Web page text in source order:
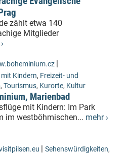
zählt etwa 140
Mitglieder
|
Kindern, Freizeit- und
, Tourismus, Kurorte, Kultur
Marienbad
mit Kindern: Im Park
im westböhmischen... mehr ›
| Sehenswürdigkeiten,